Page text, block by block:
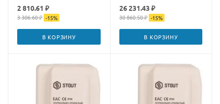
2 810.61 ₽
3 306.60 ₽ -15%
В КОРЗИНУ
26 231.43 ₽
30 860.50 ₽ -15%
В КОРЗИНУ